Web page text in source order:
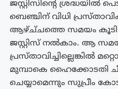
ജസ്റ്റിസിൻ്റെ ശ്രദ്ധയിൽ
ബെഞ്ചിന് വിധി
ആഴ്ച്‌ചത്തെ സമയം
ജസ്റ്റിസ് നൽകാം. ആ സമയ
പ്രസ്താവിച്ചില്ലെങ്കിൽ
മുമ്പാകെ ഹൈക്കോടതി ചീഫ്
ചെയ്യാമെന്നും സുപ്രീം